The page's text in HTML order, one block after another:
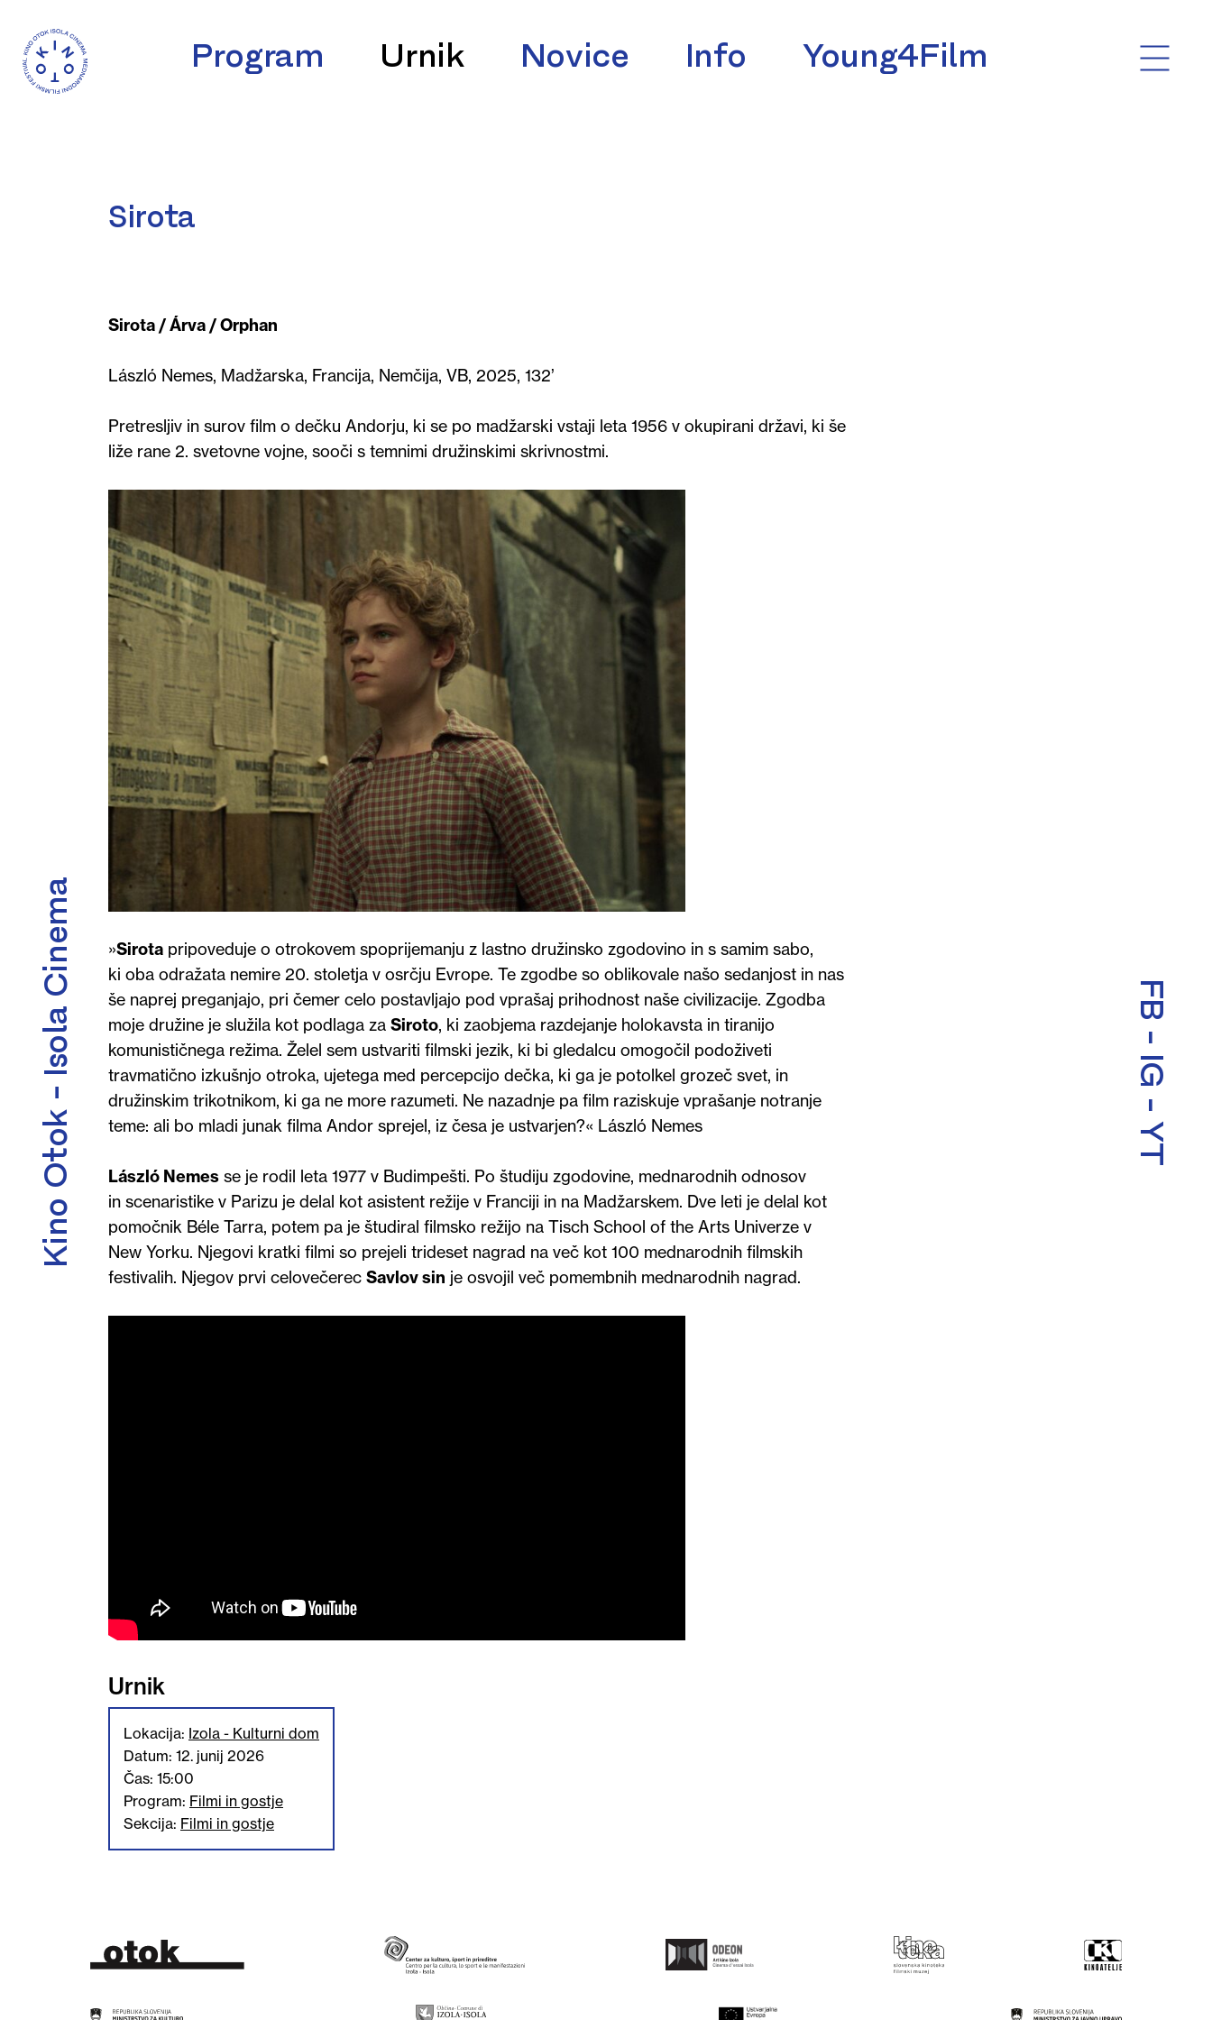
Program Urnik Novice Info Young4Film
Kino Otok - Isola Cinema FB
-
IG
-
YT
Sirota
Sirota / Árva / Orphan
László Nemes, Madžarska, Francija, Nemčija, VB, 2025, 132’
Pretresljiv in surov film o dečku Andorju, ki se po madžarski vstaji leta 1956 v okupirani državi, ki še
liže rane 2. svetovne vojne, sooči s temnimi družinskimi skrivnostmi.
»Sirota pripoveduje o otrokovem spoprijemanju z lastno družinsko zgodovino in s samim sabo,
ki oba odražata nemire 20. stoletja v osrčju Evrope. Te zgodbe so oblikovale našo sedanjost in nas
še naprej preganjajo, pri čemer celo postavljajo pod vprašaj prihodnost naše civilizacije. Zgodba
moje družine je služila kot podlaga za Siroto, ki zaobjema razdejanje holokavsta in tiranijo
komunističnega režima. Želel sem ustvariti filmski jezik, ki bi gledalcu omogočil podoživeti
travmatično izkušnjo otroka, ujetega med percepcijo dečka, ki ga je potolkel grozeč svet, in
družinskim trikotnikom, ki ga ne more razumeti. Ne nazadnje pa film raziskuje vprašanje notranje
teme: ali bo mladi junak filma Andor sprejel, iz česa je ustvarjen?« László Nemes
László Nemes se je rodil leta 1977 v Budimpešti. Po študiju zgodovine, mednarodnih odnosov
in scenaristike v Parizu je delal kot asistent režije v Franciji in na Madžarskem. Dve leti je delal kot
pomočnik Béle Tarra, potem pa je študiral filmsko režijo na Tisch School of the Arts Univerze v
New Yorku. Njegovi kratki filmi so prejeli trideset nagrad na več kot 100 mednarodnih filmskih
festivalih. Njegov prvi celovečerec Savlov sin je osvojil več pomembnih mednarodnih nagrad.
Urnik
Lokacija: Izola - Kulturni dom
Datum: 12. junij 2026
Čas: 15:00
Program: Filmi in gostje
Sekcija: Filmi in gostje